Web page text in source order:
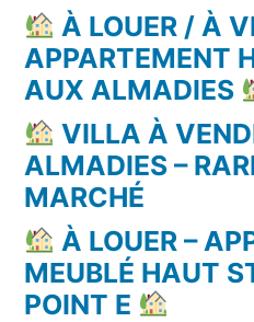
À LOUER / À
APPARTEMENT
AUX ALMADIES
VILLA À
ALMADIES –
MARCHÉ
À LOUER –
MEUBLÉ HAUT
POINT E